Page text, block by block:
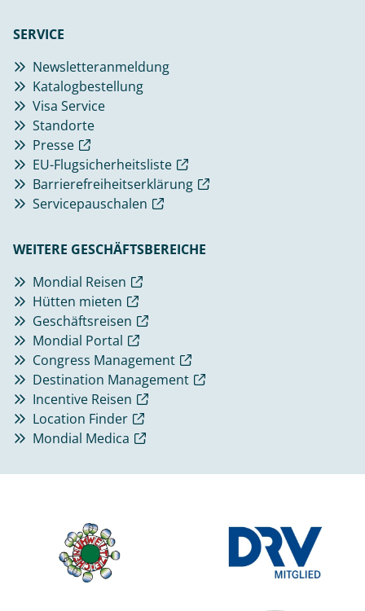
SERVICE
Newsletteranmeldung
Katalogbestellung
Visa Service
Standorte
Presse
EU-Flugsicherheitsliste
Barrierefreiheitserklärung
Servicepauschalen
WEITERE GESCHÄFTSBEREICHE
Mondial Reisen
Hütten mieten
Geschäftsreisen
Mondial Portal
Congress Management
Destination Management
Incentive Reisen
Location Finder
Mondial Medica